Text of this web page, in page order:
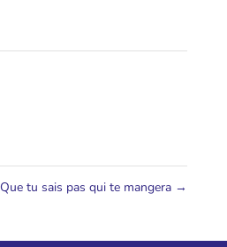
Que tu sais pas qui te mangera →